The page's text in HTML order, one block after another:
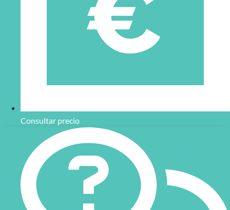
Consultar precio